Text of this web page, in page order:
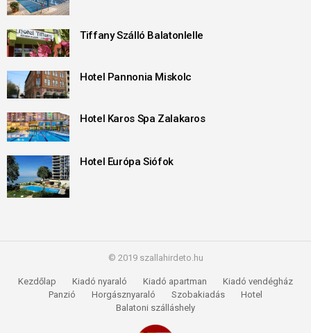
Tiffany Szálló Balatonlelle
Hotel Pannonia Miskolc
Hotel Karos Spa Zalakaros
Hotel Európa Siófok
© 2019 szallahirdeto.hu
Kezdőlap Kiadó nyaraló Kiadó apartman
Kiadó vendégház
Panzió
Horgásznyaraló Szobakiadás
Hotel
Balatoni szálláshely